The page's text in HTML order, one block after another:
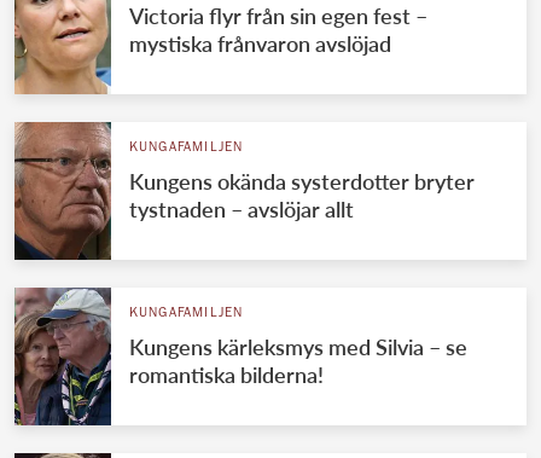
Victoria flyr från sin egen fest –
mystiska frånvaron avslöjad
KUNGAFAMILJEN
Kungens okända systerdotter bryter
tystnaden – avslöjar allt
KUNGAFAMILJEN
Kungens kärleksmys med Silvia – se
romantiska bilderna!